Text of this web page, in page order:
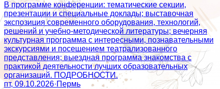
В программе конференции: тематические секции,
презентации и специальные доклады; выставочная
экспозиция современного оборудования, технологий,
решений и учебно-методической литературы; вечерняя
культурная программа с интересными, познавательными
экскурсиями и посещением театрализованного
представления; выездная программа знакомства с
практикой деятельности лучших образовательных
организаций. ПОДРОБНОСТИ.
пт, 09.10.2026·Пермь